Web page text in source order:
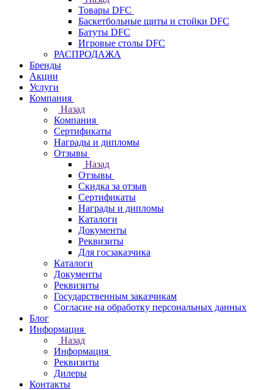
Товары DFC
Баскетбольные щиты и стойки DFC
Батуты DFC
Игровые столы DFC
РАСПРОДАЖА
Бренды
Акции
Услуги
Компания
Назад
Компания
Сертификаты
Награды и дипломы
Отзывы
Назад
Отзывы
Скидка за отзыв
Сертификаты
Награды и дипломы
Каталоги
Документы
Реквизиты
Для госзаказчика
Каталоги
Документы
Реквизиты
Государственным заказчикам
Согласие на обработку персональных данных
Блог
Информация
Назад
Информация
Реквизиты
Дилеры
Контакты